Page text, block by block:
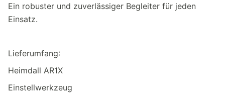
Ein robuster und zuverlässiger Begleiter für jeden
Einsatz.
Lieferumfang:
Heimdall AR1X
Einstellwerkzeug